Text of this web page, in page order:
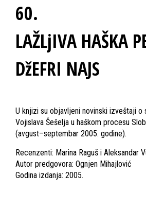
60.
LAŽLjIVA HAŠKA
DžEFRI NAJS
U knjizi su objavljeni novinski izveštaji o
Vojislava Šešelja u haškom procesu
(avgust–septembar 2005. godine).
Recenzenti: Marina Raguš i Aleksandar
Autor predgovora: Ognjen Mihajlović
Godina izdanja: 2005.